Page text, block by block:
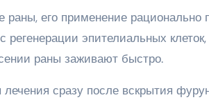
его применение рационально
эпителиальных
раны заживают быстро.
сразу после вскрытия